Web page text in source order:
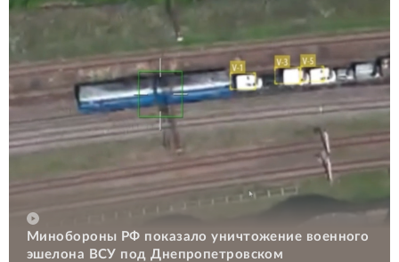
Минобороны РФ показало уничтожение военного
эшелона ВСУ под Днепропетровском